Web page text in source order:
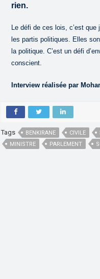
rien.
Le défi de ces lois, c’est
les partis politiques. Elles
la politique. C’est un défi
conscient.
Interview réalisée par
Tags BENKIRANE CIVILE
MINISTRE
PARLEMENT